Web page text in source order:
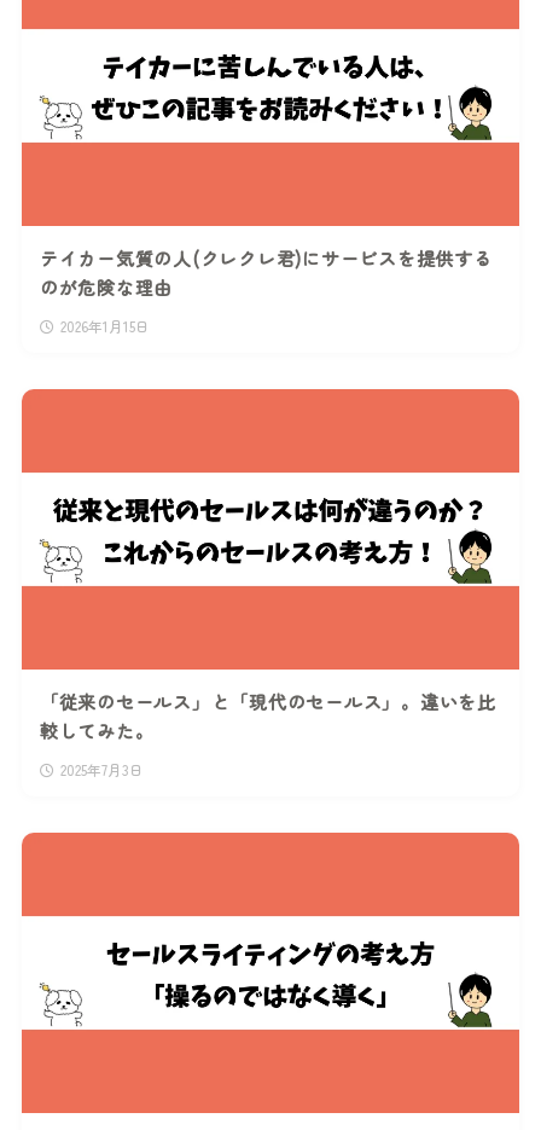
テイカー気質の人(クレクレ君)にサービスを提供する
のが危険な理由
2026年1月15日
「従来のセールス」と「現代のセールス」。違いを比
較してみた。
2025年7月3日